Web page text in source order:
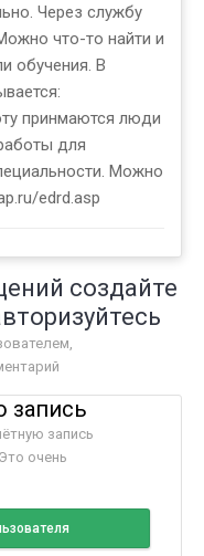
Через службу
что-то найти и
обучения. В
принмаются люди
для
Можно
edrd.asp
создайте
запись
запись
очень